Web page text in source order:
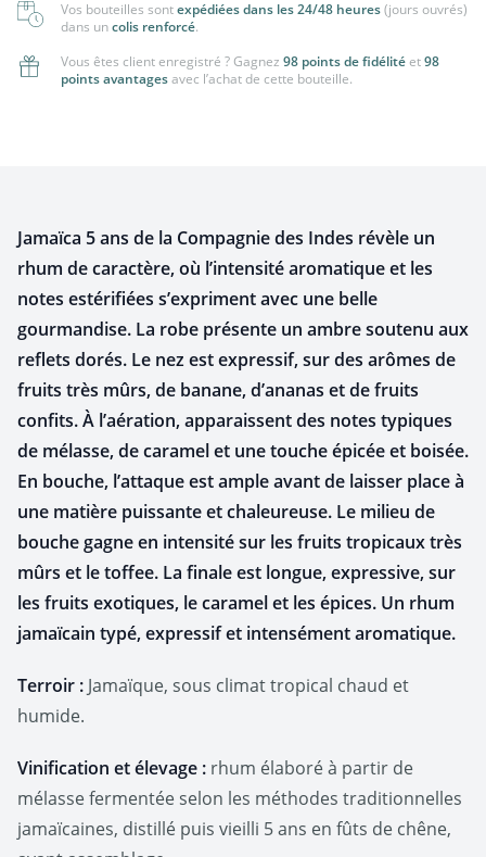
Vos bouteilles sontexpédiées dans les 24/48 heures(jours ouvrés)
dans uncolis renforcé.
Vous êtes client enregistré ? Gagnez 98 points de fidélité et98
points avantagesavec l’achat de cette bouteille.
Jamaïca 5 ans de la Compagnie des Indes révèle un
rhum de caractère, où l’intensité aromatique et les
notes estérifiées s’expriment avec une belle
gourmandise. La robe présente un ambre soutenu aux
reflets dorés. Le nez est expressif, sur des arômes de
fruits très mûrs, de banane, d’ananas et de fruits
confits. À l’aération, apparaissent des notes typiques
de mélasse, de caramel et une touche épicée et boisée.
En bouche, l’attaque est ample avant de laisser place à
une matière puissante et chaleureuse. Le milieu de
bouche gagne en intensité sur les fruits tropicaux très
mûrs et le toffee. La finale est longue, expressive, sur
les fruits exotiques, le caramel et les épices. Un rhum
jamaïcain typé, expressif et intensément aromatique.
Terroir : Jamaïque, sous climat tropical chaud et
humide.
Vinification et élevage : rhum élaboré à partir de
mélasse fermentée selon les méthodes traditionnelles
jamaïcaines, distillé puis vieilli 5 ans en fûts de chêne,